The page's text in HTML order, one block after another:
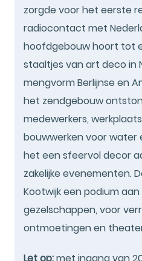
zorgde voor het eerste
radiocontact met
hoofdgebouw hoort tot
staaltjes van art deco in
mengvorm Berlijnse en
het zendgebouw
medewerkers,
bouwwerken voor water
het een sfeervol decor
zakelijke evenementen.
Kootwijk een podium
gezelschappen, voor
ontmoetingen en